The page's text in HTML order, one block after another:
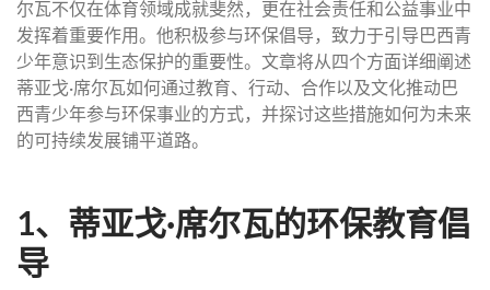
尔瓦不仅在体育领域成就斐然，更在社会责任和公益事业中
发挥着重要作用。他积极参与环保倡导，致力于引导巴西青
少年意识到生态保护的重要性。文章将从四个方面详细阐述
蒂亚戈·席尔瓦如何通过教育、行动、合作以及文化推动巴
西青少年参与环保事业的方式，并探讨这些措施如何为未来
的可持续发展铺平道路。
1、蒂亚戈·席尔瓦的环保教育倡
导